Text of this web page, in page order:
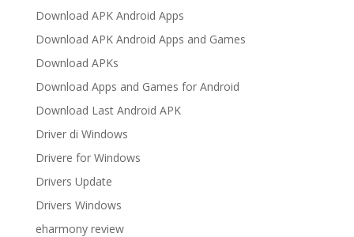
Download APK Android Apps
Download APK Android Apps and Games
Download APKs
Download Apps and Games for Android
Download Last Android APK
Driver di Windows
Drivere for Windows
Drivers Update
Drivers Windows
eharmony review